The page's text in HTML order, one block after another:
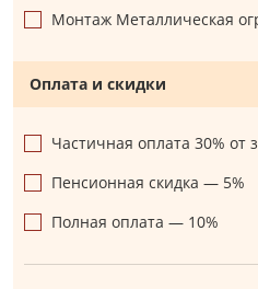
Монтаж Металлическая
Оплата и скидки
Частичная оплата 30% от
Пенсионная скидка — 5%
Полная оплата — 10%